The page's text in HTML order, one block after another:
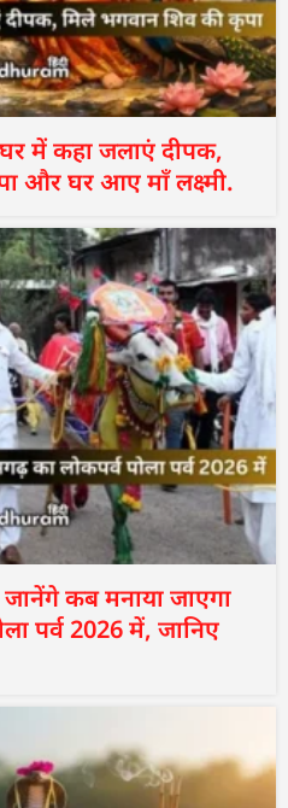
में कहा जलाएं दीपक,
और घर आए माँ लक्ष्मी.
कब मनाया जाएगा
पर्व 2026 में, जानिए